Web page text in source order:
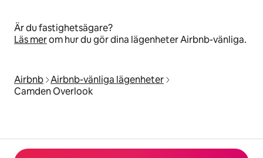
Är du fastighetsägare?
Läs merom hur du gör dina lägenheter Airbnb-vänliga.
Airbnb Airbnb-vänliga lägenheter
Camden Overlook